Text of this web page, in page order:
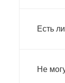
Есть
Не